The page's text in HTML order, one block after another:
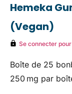
Hemeka
(Vegan)
Se connecter
Boîte de 25
250 mg par